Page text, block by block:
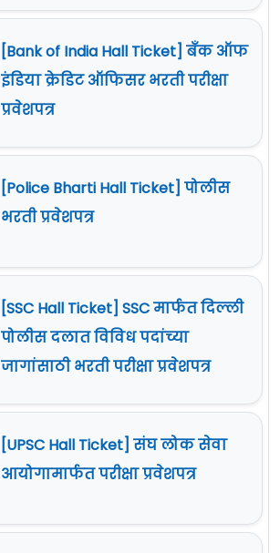
[Bank of India Hall Ticket] बँक ऑफ
इंडिया क्रेडिट ऑफिसर भरती परीक्षा
प्रवेशपत्र
[Police Bharti Hall Ticket] पोलीस
भरती प्रवेशपत्र
[SSC Hall Ticket] SSC मार्फत दिल्ली
पोलीस दलात विविध पदांच्या
जागांसाठी भरती परीक्षा प्रवेशपत्र
[UPSC Hall Ticket] संघ लोक सेवा
आयोगामार्फत परीक्षा प्रवेशपत्र